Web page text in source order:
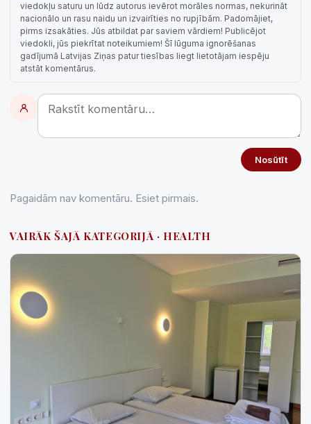
viedokļu saturu un lūdz autorus ievērot morāles normas, nekurināt
nacionālo un rasu naidu un izvairīties no rupjībām. Padomājiet,
pirms izsakāties. Jūs atbildat par saviem vārdiem! Publicējot
viedokli, jūs piekrītat noteikumiem! Šī lūguma ignorēšanas
gadījumā Latvijas Ziņas patur tiesības liegt lietotājam iespēju
atstāt komentārus.
Nosūtīt
Pagaidām nav komentāru. Esiet pirmais.
VAIRĀK ŠAJĀ KATEGORIJĀ · HEALTH